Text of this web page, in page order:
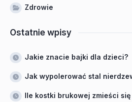
Zdrowie
Ostatnie wpisy
Jakie znacie bajki dla dzieci?
Jak wypolerować stal
Ile kostki brukowej zmieści